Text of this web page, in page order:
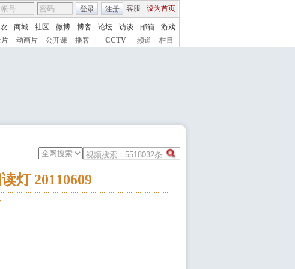
客服 设为首页
登录 注册
商城 社区 微博 博客 论坛 访谈 邮箱
游戏
动画片 公开课 播客 CCTV 频道 栏目
灯 20110609